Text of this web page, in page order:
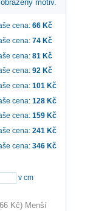
motiv.
cena: 66 Kč
cena: 74 Kč
cena: 81 Kč
cena: 92 Kč
cena: 101 Kč
cena: 128 Kč
cena: 159 Kč
cena: 241 Kč
cena: 346 Kč
v cm
Kč) Menší